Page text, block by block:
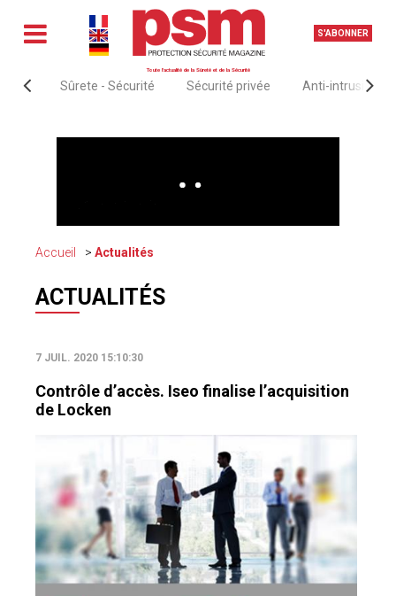
S'ABONNER
Toute l'actualité de la Sûreté et de la Sécurité
Sûrete - Sécurité Sécurité privée Anti-intrusion &
Accueil Actualités
ACTUALITÉS
7 JUIL. 2020 15:10:30
Contrôle d’accès. Iseo finalise l’acquisition
de Locken